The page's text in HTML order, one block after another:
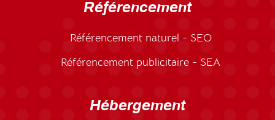
Référencement
Référencement naturel - SEO
Référencement publicitaire - SEA
Hébergement